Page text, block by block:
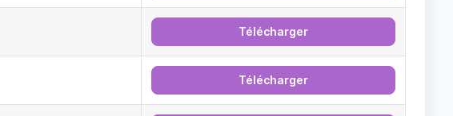
Télécharger
Télécharger